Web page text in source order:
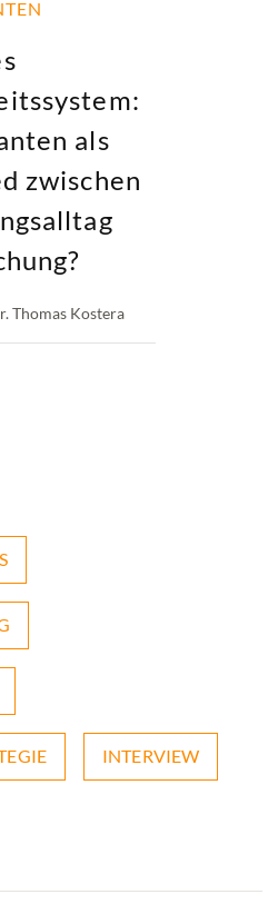
als
zwischen
Thomas Kostera
INTERVIEW